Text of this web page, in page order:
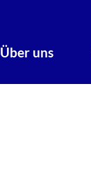
Über uns